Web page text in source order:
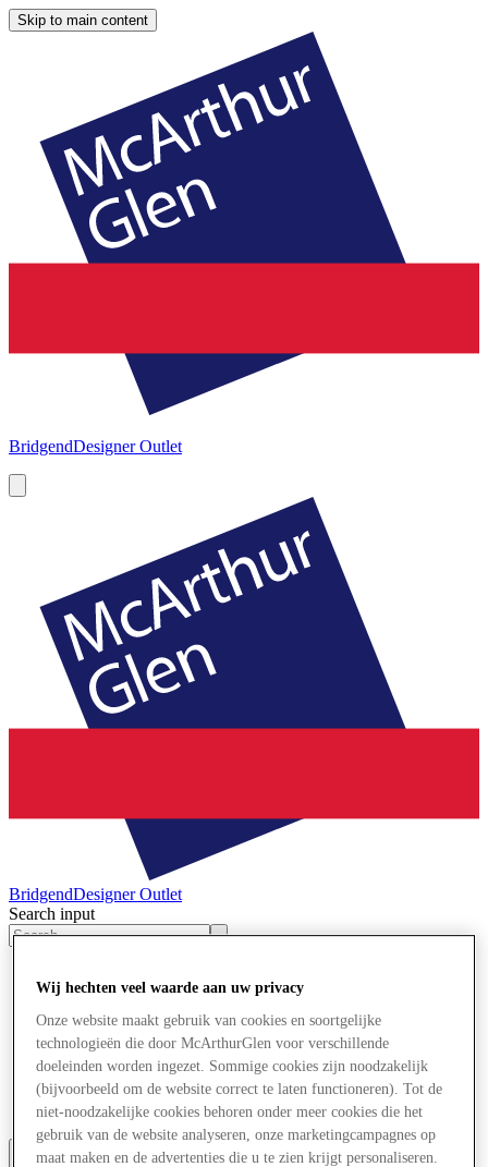
Skip to main content
BridgendDesigner Outlet
BridgendDesigner Outlet
Search input
Aanbiedingen
Plan je bezoek
Eet & Drink
Diensten
Cadeaubonnen
Centrale kaart
Wij hechten veel waarde aan uw privacy
Onze website maakt gebruik van cookies en soortgelijke
technologieën die door McArthurGlen voor verschillende
doeleinden worden ingezet. Sommige cookies zijn noodzakelijk
(bijvoorbeeld om de website correct te laten functioneren). Tot de
niet-noodzakelijke cookies behoren onder meer cookies die het
gebruik van de website analyseren, onze marketingcampagnes op
maat maken en de advertenties die u te zien krijgt personaliseren.